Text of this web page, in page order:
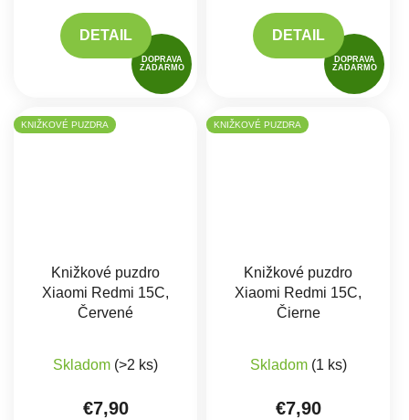
DOPRAVA
ZADARMO
DETAIL
DOPRAVA
ZADARMO
DETAIL
KNIŽKOVÉ PUZDRA
Knižkové puzdro
Xiaomi Redmi 15C,
Červené
Skladom (>2 ks)
€7,90
KNIŽKOVÉ PUZDRA
Knižkové puzdro
Xiaomi Redmi 15C,
Čierne
Skladom (1 ks)
€7,90